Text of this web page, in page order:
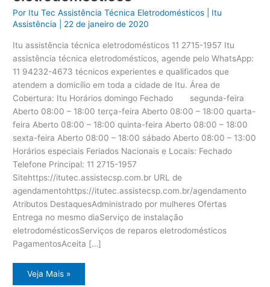
Por Itu Tec Assistência Técnica Eletrodomésticos
Itu
Assistência
22 de janeiro de 2020
Itu assistência técnica eletrodomésticos 11 2715-1957 Itu
assistência técnica eletrodomésticos, agende pelo WhatsApp:
11 94232-4673 técnicos experientes e qualificados que
atendem a domicílio em toda a cidade de Itu. Área de
Cobertura: Itu Horários domingo Fechado segunda-feira
Aberto 08:00 – 18:00 terça-feira Aberto 08:00 – 18:00 quarta-
feira Aberto 08:00 – 18:00 quinta-feira Aberto 08:00 – 18:00
sexta-feira Aberto 08:00 – 18:00 sábado Aberto 08:00 – 13:00
Horários especiais Feriados Nacionais e Locais: Fechado
Telefone Principal: 11 2715-1957
Sitehttps://itutec.assistecsp.com.br URL de
agendamentohttps://itutec.assistecsp.com.br/agendamento
Atributos DestaquesAdministrado por mulheres Ofertas
Entrega no mesmo diaServiço de instalação
eletrodomésticosServiços de reparos eletrodomésticos
PagamentosAceita […]
Itu
assistência
Veja Mais »